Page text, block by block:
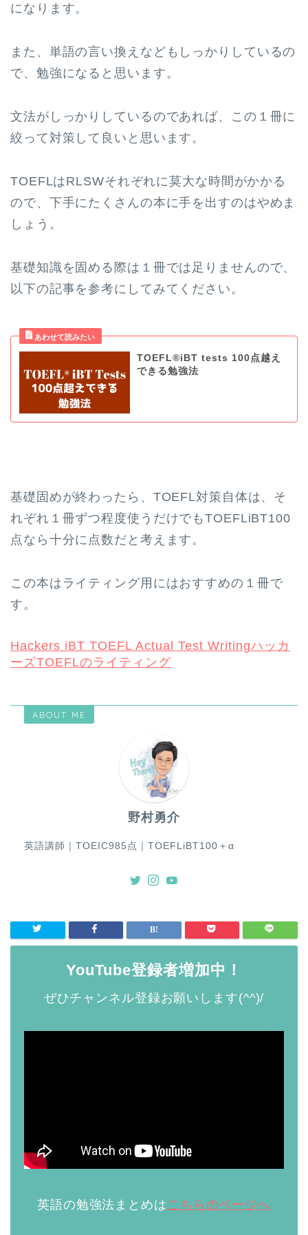
になります。
また、単語の言い換えなどもしっかりしているの
で、勉強になると思います。
文法がしっかりしているのであれば、この１冊に
絞って対策して良いと思います。
TOEFLはRLSWそれぞれに莫大な時間がかかる
ので、下手にたくさんの本に手を出すのはやめま
しょう。
基礎知識を固める際は１冊では足りませんので、
以下の記事を参考にしてみてください。
TOEFL®iBT tests 100点越え
できる勉強法
基礎固めが終わったら、TOEFL対策自体は、そ
れぞれ１冊ずつ程度使うだけでもTOEFLiBT100
点なら十分に点数だと考えます。
この本はライティング用にはおすすめの１冊で
す。
Hackers iBT TOEFL Actual Test Writingハッカ
ーズTOEFLのライティング
ABOUT ME
野村勇介
英語講師｜TOEIC985点｜TOEFLiBT100＋α
YouTube登録者増加中！
ぜひチャンネル登録お願いします(^^)/
英語の勉強法まとめは こちらのページへ